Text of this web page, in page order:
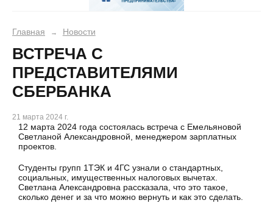
Главная → Новости
ВСТРЕЧА С
ПРЕДСТАВИТЕЛЯМИ
СБЕРБАНКА
21 марта 2024 г.
12 марта 2024 года состоялась встреча с Емельяновой
Светланой Александровной, менеджером зарплатных
проектов.
Студенты групп 1ТЭК и 4ГС узнали о стандартных,
социальных, имущественных налоговых вычетах.
Светлана Александровна рассказала, что это такое,
сколько денег и за что можно вернуть и как это сделать.